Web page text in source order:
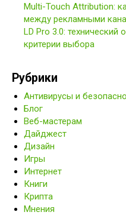
Multi-Touch Attribution:
между рекламными
LD Pro 3.0: технический
критерии выбора
Рубрики
Антивирусы и
Блог
Веб-мастерам
Дайджест
Дизайн
Игры
Интернет
Книги
Крипта
Мнения